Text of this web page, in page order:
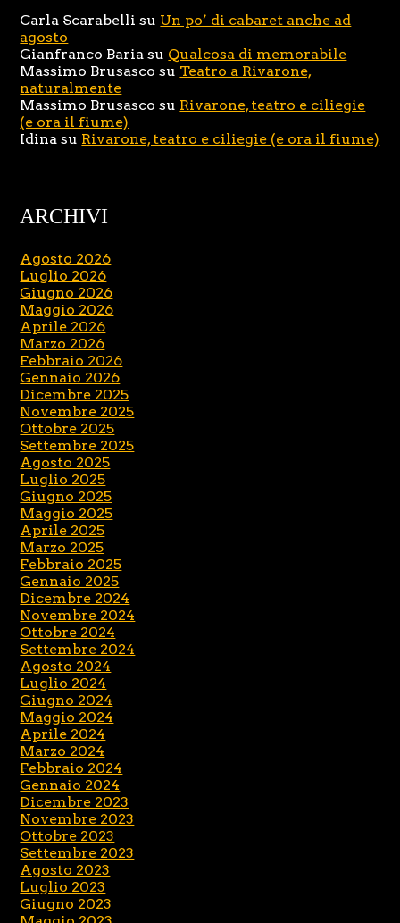
Carla Scarabelli su Un po’ di cabaret anche ad
agosto
Gianfranco Baria su Qualcosa di memorabile
Massimo Brusasco su Teatro a Rivarone,
naturalmente
Massimo Brusasco su Rivarone, teatro e ciliegie
(e ora il fiume)
Idina su Rivarone, teatro e ciliegie (e ora il fiume)
ARCHIVI
Agosto 2026
Luglio 2026
Giugno 2026
Maggio 2026
Aprile 2026
Marzo 2026
Febbraio 2026
Gennaio 2026
Dicembre 2025
Novembre 2025
Ottobre 2025
Settembre 2025
Agosto 2025
Luglio 2025
Giugno 2025
Maggio 2025
Aprile 2025
Marzo 2025
Febbraio 2025
Gennaio 2025
Dicembre 2024
Novembre 2024
Ottobre 2024
Settembre 2024
Agosto 2024
Luglio 2024
Giugno 2024
Maggio 2024
Aprile 2024
Marzo 2024
Febbraio 2024
Gennaio 2024
Dicembre 2023
Novembre 2023
Ottobre 2023
Settembre 2023
Agosto 2023
Luglio 2023
Giugno 2023